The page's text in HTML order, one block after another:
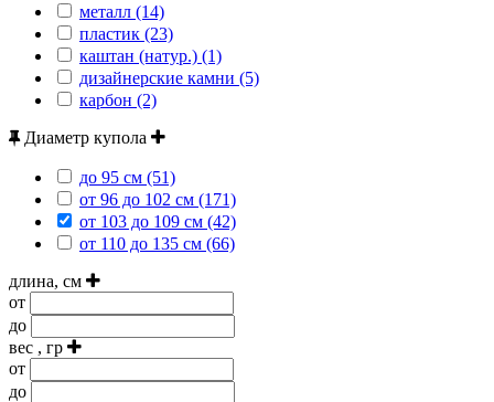
металл (14)
пластик (23)
каштан (натур.) (1)
дизайнерские камни (5)
карбон (2)
Диаметр купола
до 95 см (51)
от 96 до 102 см (171)
от 103 до 109 см (42)
от 110 до 135 см (66)
длина, см
от
до
вес , гр
от
до